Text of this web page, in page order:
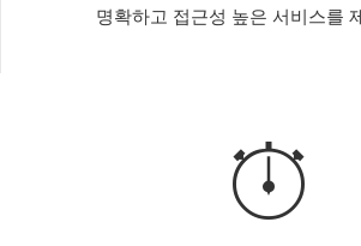
명확하고 접근성 높은 서비스를